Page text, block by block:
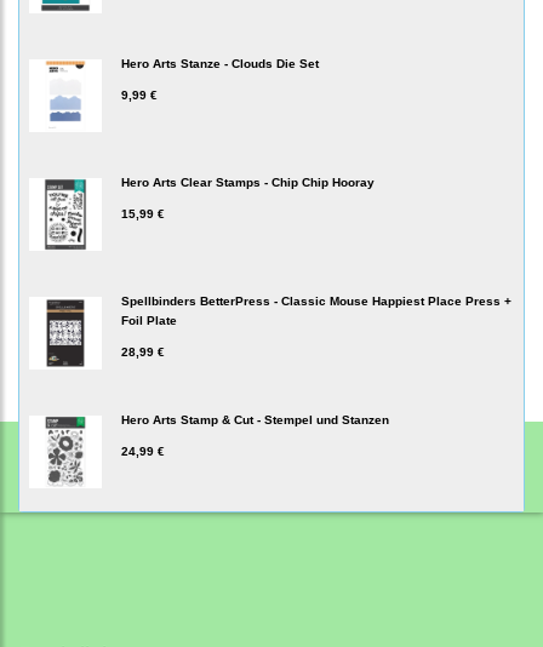
Hero Arts Stanze - Clouds Die Set
9,99 €
Hero Arts Clear Stamps - Chip Chip Hooray
15,99 €
Spellbinders BetterPress - Classic Mouse Happiest Place Press +
Foil Plate
28,99 €
Hero Arts Stamp & Cut - Stempel und Stanzen
24,99 €